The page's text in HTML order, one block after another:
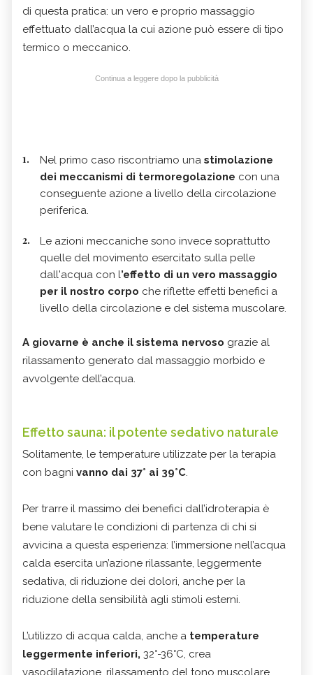
di questa pratica: un vero e proprio massaggio
effettuato dall’acqua la cui azione può essere di tipo
termico o meccanico.
Continua a leggere dopo la pubblicità
Nel primo caso riscontriamo una stimolazione
dei meccanismi di termoregolazione con una
conseguente azione a livello della circolazione
periferica.
Le azioni meccaniche sono invece soprattutto
quelle del movimento esercitato sulla pelle
dall'acqua con l’effetto di un vero massaggio
per il nostro corpo che riflette effetti benefici a
livello della circolazione e del sistema muscolare.
A giovarne è anche il sistema nervoso grazie al
rilassamento generato dal massaggio morbido e
avvolgente dell’acqua.
Effetto sauna: il potente sedativo naturale
Solitamente, le temperature utilizzate per la terapia
con bagni vanno dai 37° ai 39°C.
Per trarre il massimo dei benefici dall’idroterapia è
bene valutare le condizioni di partenza di chi si
avvicina a questa esperienza: l’immersione nell’acqua
calda esercita un’azione rilassante, leggermente
sedativa, di riduzione dei dolori, anche per la
riduzione della sensibilità agli stimoli esterni.
L’utilizzo di acqua calda, anche a temperature
leggermente inferiori, 32°-36°C, crea
vasodilatazione, rilassamento del tono muscolare,